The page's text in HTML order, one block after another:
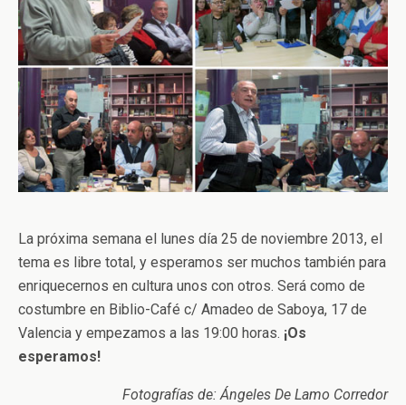
La próxima semana el lunes día 25 de noviembre 2013, el
tema es libre total, y esperamos ser muchos también para
enriquecernos en cultura unos con otros. Será como de
costumbre en Biblio-Café c/ Amadeo de Saboya, 17 de
Valencia y empezamos a las 19:00 horas. ¡Os
esperamos!
Fotografías de: Ángeles De Lamo Corredor